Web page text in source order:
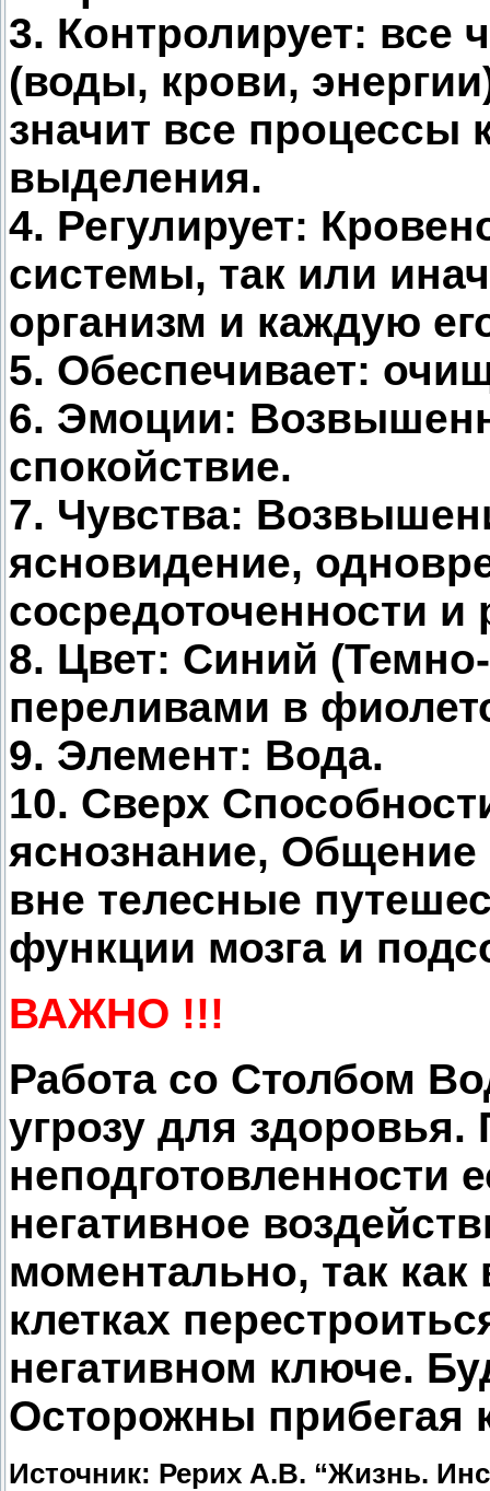
3. Контролирует: все
(воды, крови,
значит все процессы
выделения.
4. Регулирует:
системы, так или
организм и каждую
5. Обеспечивает:
6. Эмоции:
спокойствие.
7. Чувства:
ясновидение,
сосредоточенности и
8. Цвет: Синий
переливами в
9. Элемент: Вода.
10. Сверх
яснознание,
вне телесные
функции мозга и
ВАЖНО !!!
Работа со Столбом
угрозу для
неподготовленности
негативное
моментально, так как
клетках
негативном ключе.
Осторожны прибегая
Источник: Рерих А.В. “Жизнь.